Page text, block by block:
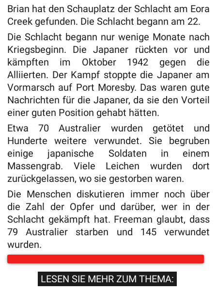
Brian hat den Schauplatz der Schlacht am Eora
Creek gefunden. Die Schlacht begann am 22.
Die Schlacht begann nur wenige Monate nach
Kriegsbeginn. Die Japaner rückten vor und
kämpften im Oktober 1942 gegen die
Alliierten. Der Kampf stoppte die Japaner am
Vormarsch auf Port Moresby. Das waren gute
Nachrichten für die Japaner, da sie den Vorteil
einer guten Position gehabt hätten.
Etwa 70 Australier wurden getötet und
Hunderte weitere verwundet. Sie begruben
einige japanische Soldaten in einem
Massengrab. Viele Leichen wurden dort
zurückgelassen, wo sie gestorben waren.
Die Menschen diskutieren immer noch über
die Zahl der Opfer und darüber, wer in der
Schlacht gekämpft hat. Freeman glaubt, dass
79 Australier starben und 145 verwundet
wurden.
LESEN SIE MEHR ZUM THEMA: